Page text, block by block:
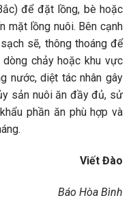
để đặt lồng, bè hoặc
mặt lồng nuôi. Bên cạnh
sẽ, thông thoáng để
chảy hoặc khu vực
nước, diệt tác nhân gây
sản nuôi ăn đầy đủ, sử
phần ăn phù hợp và
Viết Đào
Báo Hòa Bình